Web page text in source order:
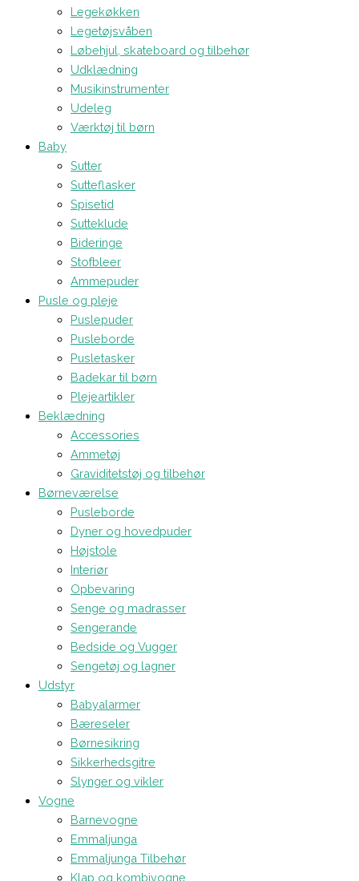
Legekøkken
Legetøjsvåben
Løbehjul, skateboard og tilbehør
Udklædning
Musikinstrumenter
Udeleg
Værktøj til børn
Baby
Sutter
Sutteflasker
Spisetid
Sutteklude
Bideringe
Stofbleer
Ammepuder
Pusle og pleje
Puslepuder
Pusleborde
Pusletasker
Badekar til børn
Plejeartikler
Beklædning
Accessories
Ammetøj
Graviditetstøj og tilbehør
Børneværelse
Pusleborde
Dyner og hovedpuder
Højstole
Interiør
Opbevaring
Senge og madrasser
Sengerande
Bedside og Vugger
Sengetøj og lagner
Udstyr
Babyalarmer
Bæreseler
Børnesikring
Sikkerhedsgitre
Slynger og vikler
Vogne
Barnevogne
Emmaljunga
Emmaljunga Tilbehør
Klap og kombivogne